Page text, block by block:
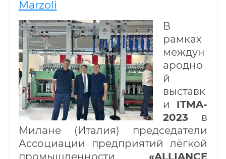
Marzoli
В
рамках
междун
ародно
й
выставк
и ITMA-
2023 в
Милане (Италия) председатели
Ассоциации предприятий лёгкой